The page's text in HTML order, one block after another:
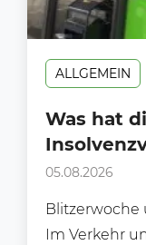
ALLGEMEIN
Was hat
05.08.2026
Blitzerwoche
Im Verkehr